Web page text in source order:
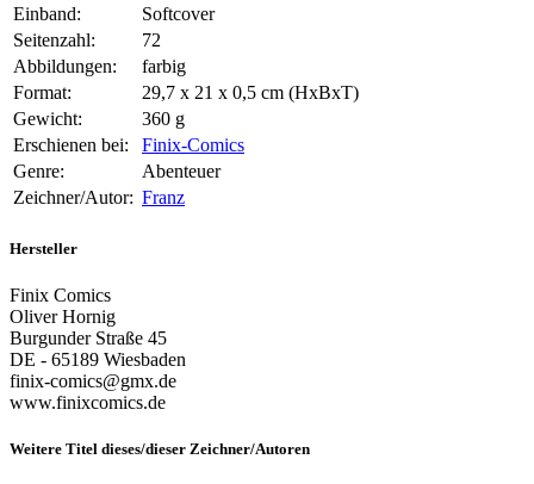
Einband:
Softcover
Seitenzahl:
72
Abbildungen:
farbig
Format:
29,7 x 21 x 0,5 cm (HxBxT)
Gewicht:
360 g
Erschienen bei:
Finix-Comics
Genre:
Abenteuer
Zeichner/Autor: Franz
Hersteller
Finix Comics
Oliver Hornig
Burgunder Straße 45
DE - 65189 Wiesbaden
finix-comics@gmx.de
www.finixcomics.de
Weitere Titel dieses/dieser Zeichner/Autoren